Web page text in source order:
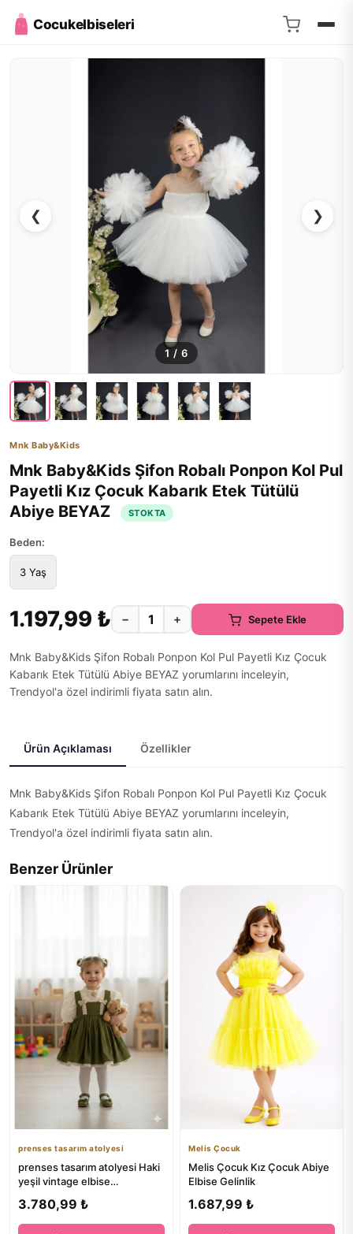
Cocukelbiseleri
❮ ❯
1 / 6
Mnk Baby&Kids
Mnk Baby&Kids Şifon Robalı Ponpon Kol Pul
Payetli Kız Çocuk Kabarık Etek Tütülü
Abiye BEYAZ
STOKTA
Beden:
3 Yaş
1.197,99 ₺ − + Sepete Ekle
Mnk Baby&Kids Şifon Robalı Ponpon Kol Pul Payetli Kız Çocuk
Kabarık Etek Tütülü Abiye BEYAZ yorumlarını inceleyin,
Trendyol'a özel indirimli fiyata satın alın.
Ürün Açıklaması Özellikler
Mnk Baby&Kids Şifon Robalı Ponpon Kol Pul Payetli Kız Çocuk
Kabarık Etek Tütülü Abiye BEYAZ yorumlarını inceleyin,
Trendyol'a özel indirimli fiyata satın alın.
Benzer Ürünler
prenses tasarım atolyesi
prenses tasarım atolyesi Haki
yeşil vintage elbise
3.780,99 ₺
Melis Çocuk
Melis Çocuk Kız Çocuk Abiye
Elbise Gelinlik
1.687,99 ₺